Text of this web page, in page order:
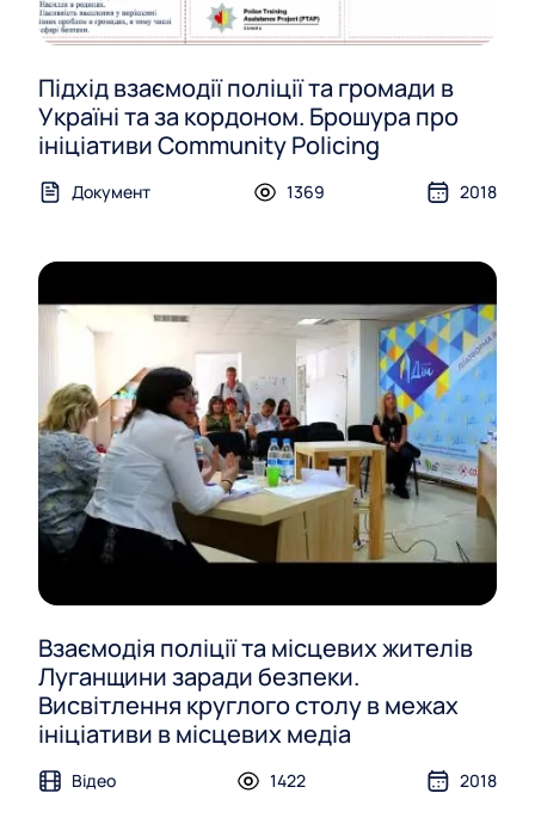
Підхід взаємодії поліції та громади в
Україні та за кордоном. Брошура про
ініціативи Community Policing
Документ 1369 2018
Взаємодія поліції та місцевих жителів
Луганщини заради безпеки.
Висвітлення круглого столу в межах
ініціативи в місцевих медіа
Відео 1422 2018